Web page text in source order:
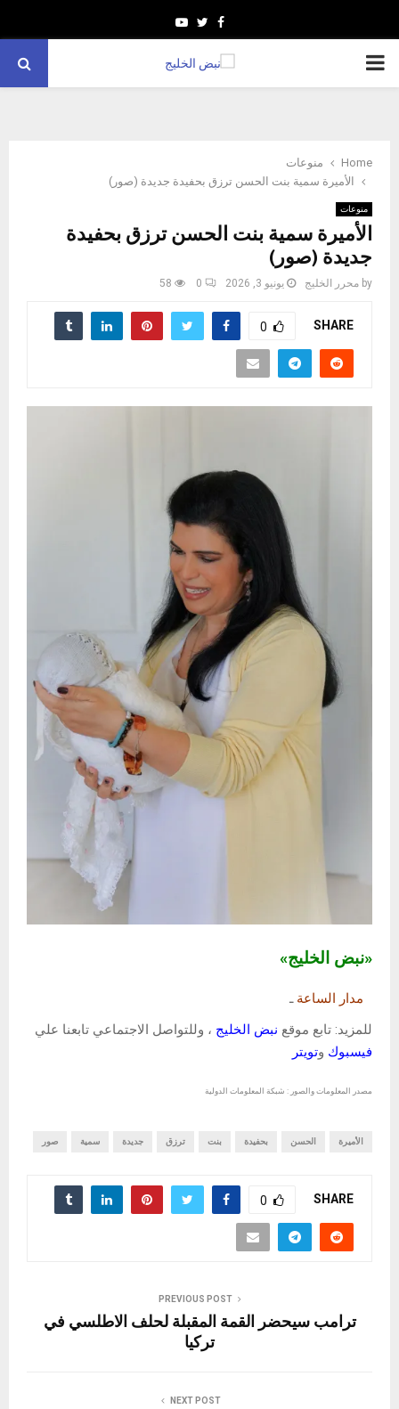
Facebook
Twitter
Youtube
PRIMARY
Home
منوعات
الأميرة سمية بنت الحسن ترزق بحفيدة جديدة (صور)
منوعات
الأميرة سمية بنت الحسن ترزق بحفيدة
جديدة (صور)
by محرر الخليج يونيو 3, 2026 0
58
SHARE
0
«نبض الخليج»
مدار الساعةـ
للمزيد: تابع موقع نبض الخليج ، وللتواصل الاجتماعي تابعنا علي
فيسبوك وتويتر
مصدر المعلومات والصور : شبكة المعلومات الدولية
الأميرة الحسن بحفيدة بنت ترزق جديدة سمية صور
SHARE
0
PREVIOUS POST
ترامب سيحضر القمة المقبلة لحلف الاطلسي في
تركيا
NEXT POST